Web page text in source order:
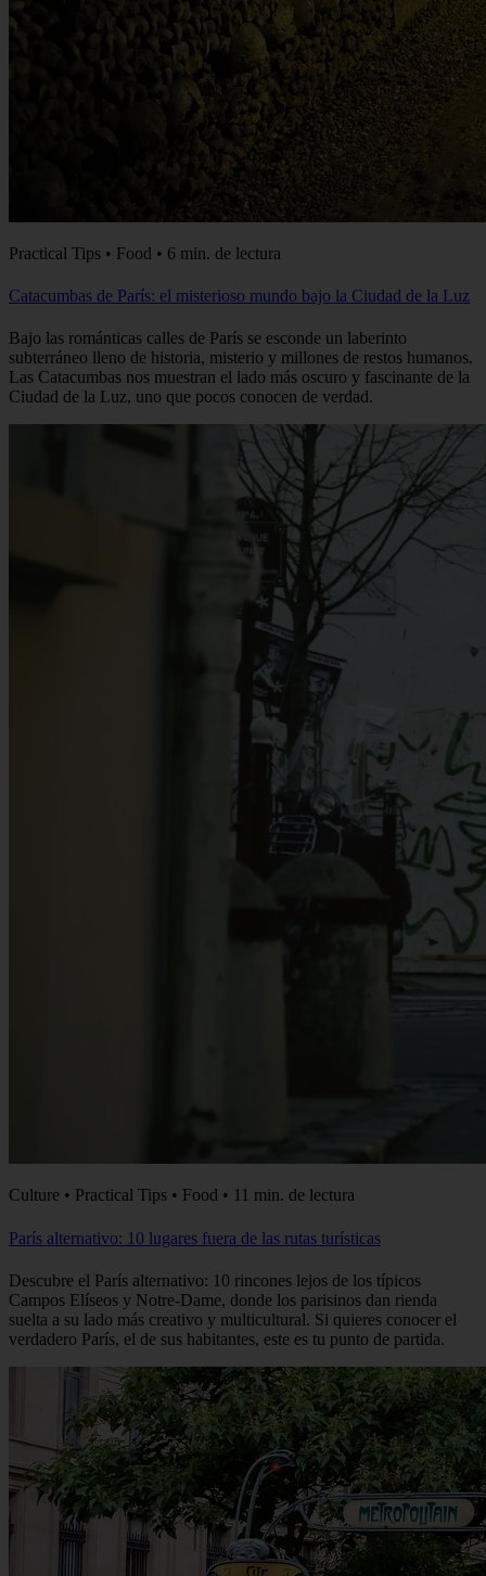
Practical Tips • Food • 6 min. de lectura
Catacumbas de París: el misterioso mundo bajo la Ciudad de la Luz
Bajo las románticas calles de París se esconde un laberinto
subterráneo lleno de historia, misterio y millones de restos humanos.
Las Catacumbas nos muestran el lado más oscuro y fascinante de la
Ciudad de la Luz, uno que pocos conocen de verdad.
Culture • Practical Tips • Food • 11 min. de lectura
París alternativo: 10 lugares fuera de las rutas turísticas
Descubre el París alternativo: 10 rincones lejos de los típicos
Campos Elíseos y Notre-Dame, donde los parisinos dan rienda
suelta a su lado más creativo y multicultural. Si quieres conocer el
verdadero París, el de sus habitantes, este es tu punto de partida.